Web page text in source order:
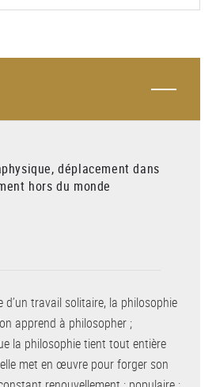
déplacement dans
hors du monde
d’un travail solitaire, la philosophie
apprend à philosopher ;
la philosophie tient tout entière
met en œuvre pour forger son